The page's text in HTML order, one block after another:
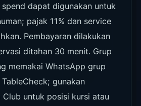
spend dapat digunakan untuk
pajak 11% dan service
Pembayaran dilakukan
ditahan 30 menit. Grup
memakai WhatsApp grup
gunakan
untuk posisi kursi atau